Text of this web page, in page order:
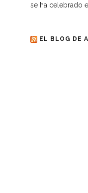
se ha celebrado
EL BLOG DE